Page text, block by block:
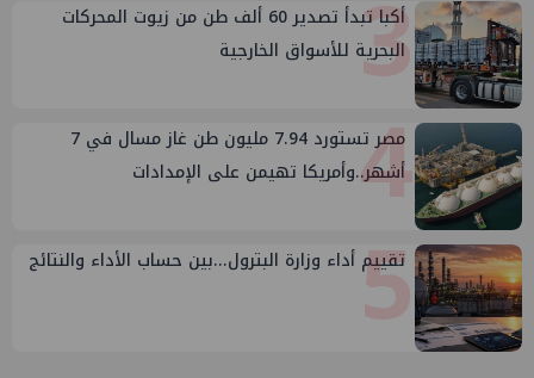
3
أكبا تبدأ تصدير 60 ألف طن من زيوت المحركات
البحرية للأسواق الخارجية
4
مصر تستورد 7.94 مليون طن غاز مسال في 7
أشهر..وأمريكا تهيمن على الإمدادات
5
تقييم أداء وزارة البترول...بين حساب الأداء والنتائج